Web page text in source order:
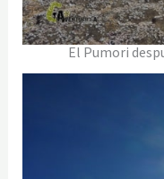
El Pumori